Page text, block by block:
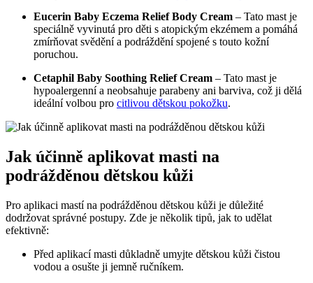
Eucerin Baby Eczema Relief Body Cream – Tato mast je
speciálně vyvinutá pro děti s atopickým ekzémem a pomáhá
zmírňovat svědění a podráždění spojené s touto kožní
poruchou.
Cetaphil Baby Soothing Relief Cream – Tato mast je
hypoalergenní a neobsahuje parabeny ani barviva, což ji dělá
ideální volbou pro citlivou dětskou pokožku.
Jak účinně aplikovat masti na
podrážděnou dětskou kůži
Pro aplikaci mastí na podrážděnou dětskou kůži je důležité
dodržovat správné postupy. Zde je několik tipů, jak to udělat
efektivně:
Před aplikací masti důkladně umyjte dětskou kůži čistou
vodou a osušte ji jemně ručníkem.